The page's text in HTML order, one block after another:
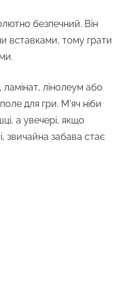
безпечний. Він
вставками, тому грати
лінолеум або
для гри. М’яч ніби
а увечері, якщо
звичайна забава стає